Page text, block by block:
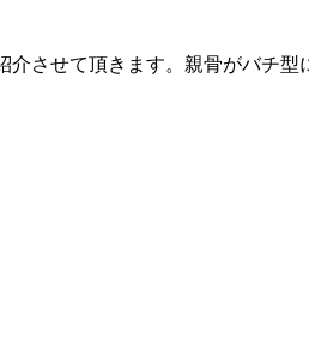
させて頂きます。親骨がバチ型